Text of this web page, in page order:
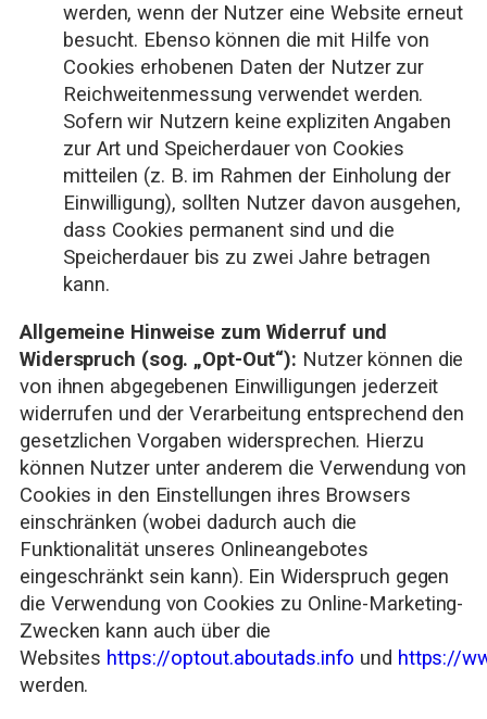
werden, wenn der Nutzer eine Website erneut
besucht. Ebenso können die mit Hilfe von
Cookies erhobenen Daten der Nutzer zur
Reichweitenmessung verwendet werden.
Sofern wir Nutzern keine expliziten Angaben
zur Art und Speicherdauer von Cookies
mitteilen (z. B. im Rahmen der Einholung der
Einwilligung), sollten Nutzer davon ausgehen,
dass Cookies permanent sind und die
Speicherdauer bis zu zwei Jahre betragen
kann.
Allgemeine Hinweise zum Widerruf und
Widerspruch (sog. „Opt-Out“): Nutzer können die
von ihnen abgegebenen Einwilligungen jederzeit
widerrufen und der Verarbeitung entsprechend den
gesetzlichen Vorgaben widersprechen. Hierzu
können Nutzer unter anderem die Verwendung von
Cookies in den Einstellungen ihres Browsers
einschränken (wobei dadurch auch die
Funktionalität unseres Onlineangebotes
eingeschränkt sein kann). Ein Widerspruch gegen
die Verwendung von Cookies zu Online-Marketing-
Zwecken kann auch über die
Websites https://optout.aboutads.info und https://
werden.